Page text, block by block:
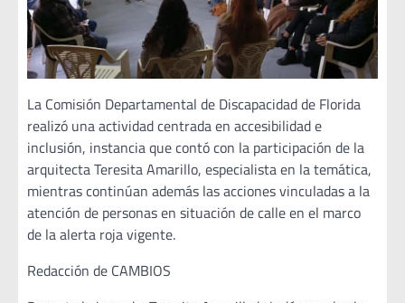
La Comisión Departamental de Discapacidad de Florida
realizó una actividad centrada en accesibilidad e
inclusión, instancia que contó con la participación de la
arquitecta Teresita Amarillo, especialista en la temática,
mientras continúan además las acciones vinculadas a la
atención de personas en situación de calle en el marco
de la alerta roja vigente.
Redacción de CAMBIOS